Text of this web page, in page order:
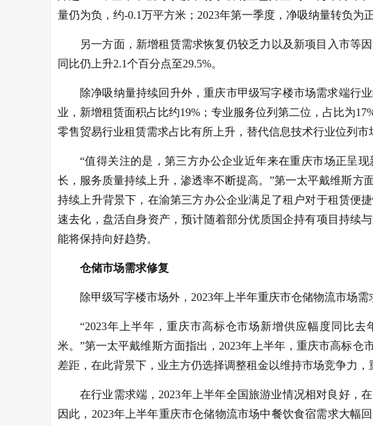
量仍为负，约-0.1万平方米；2023年第一季度，净吸纳量转负为
另一方面，新增租赁需求恢复仍较乏力以及新项目入市等
同比仍上升2.1个百分点至29.5%。
除净吸纳量持续回升外，重庆市甲级写字楼市场需求端行
业，新增租赁面积占比约19%；专业服务位列第二位，占比为
零售贸易行业租赁需求占比有所上升，替代信息技术行业位列市
“值得关注的是，第三方办公企业近年来在重庆市场正呈
长，服务质量持续上升，渗透率不断提高。”第一太平戴维斯方
持续上升背景下，在渝第三方办公企业满足了租户对于租赁便
速去化，盘活自身资产，预计随着部分优质国企持有项目持续
能将保持向好趋势。
仓储市场需求修复
除甲级写字楼市场外，2023年上半年重庆市仓储物流市场需
“2023年上半年，重庆市高标仓市场新增供应幅度同比
米。”第一太平戴维斯方面指出，2023年上半年，重庆市高标
差距，在此背景下，业主方仍选择调整租金以维持市场竞争力，
在行业需求端，2023年上半年全国旅游业情况相对良好，
因此，2023年上半年重庆市仓储物流市场中餐饮食宿需求大幅